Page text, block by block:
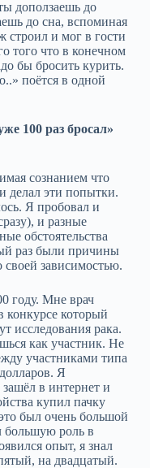
доползаешь до
до сна, вспоминая
строил и мог в гости
того что в конечном
бы бросить курить.
поётся в одной
100 раз бросал»
сознанием что
делал эти попытки.
Я пробовал и
и разные
обстоятельства
раз были причины
своей зависимостью.
году. Мне врач
конкурсе который
исследования рака.
как участник. Не
участниками типа
Я
в интернет и
купил пачку
был очень большой
большую роль в
опыт, я знал
на двадцатый.